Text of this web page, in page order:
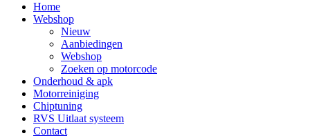
Home
Webshop
Nieuw
Aanbiedingen
Webshop
Zoeken op motorcode
Onderhoud & apk
Motorreiniging
Chiptuning
RVS Uitlaat systeem
Contact